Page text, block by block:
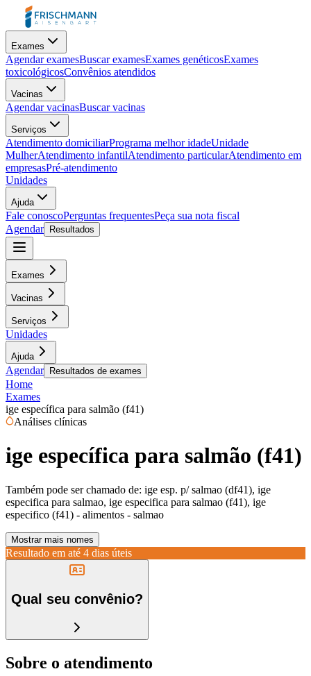
Exames
Agendar examesBuscar examesExames genéticosExames
toxicológicosConvênios atendidos
Vacinas
Agendar vacinasBuscar vacinas
Serviços
Atendimento domiciliarPrograma melhor idadeUnidade
MulherAtendimento infantilAtendimento particularAtendimento em
empresasPré-atendimento
Unidades
Ajuda
Fale conoscoPerguntas frequentesPeça sua nota fiscal
Agendar
Resultados
Exames
Vacinas
Serviços
Unidades
Ajuda
Agendar Resultados de exames
Home
Exames
ige específica para salmão (f41)
Análises clínicas
ige específica para salmão (f41)
Também pode ser chamado de: ige esp. p/ salmao (df41), ige
especifica para salmao, ige especifica para salmao (f41), ige
especifico (f41) - alimentos - salmao
Mostrar mais nomes
Resultado em até 4 dias úteis
Qual seu convênio?
Sobre o atendimento